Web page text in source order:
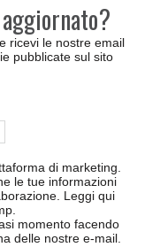
ricevi le nostre email
pubblicate sul sito
di marketing.
le tue informazioni
Leggi qui
.
momento facendo
delle nostre e-mail.